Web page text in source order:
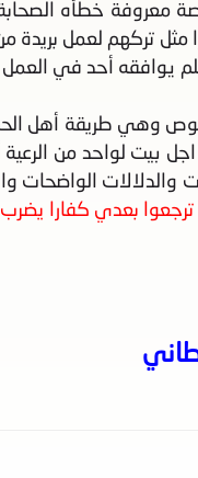
معروفة خطأه الصحابة
مثل تركهم لعمل بريدة
يوافقه أحد في
وهي طريقة أهل
بيت لواحد من الرعية
والدلالات الواضحات
ترجعوا بعدي كفارا